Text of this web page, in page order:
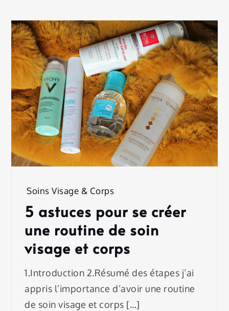
Soins Visage & Corps
5 astuces pour se créer
une routine de soin
visage et corps
1.Introduction 2.Résumé des étapes j’ai
appris l’importance d’avoir une routine
de soin visage et corps […]